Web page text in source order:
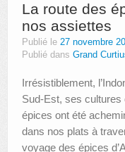
La route des
nos assiettes
Publié le 27 novembre
Publié dans Grand
Irrésistiblement,
Sud-Est, ses cultures
épices ont été
dans nos plats à
voyage des épices